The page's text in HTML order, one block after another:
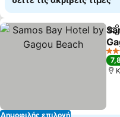
Δημοφιλής επιλογή
3